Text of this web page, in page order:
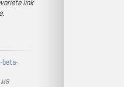
link
beta-